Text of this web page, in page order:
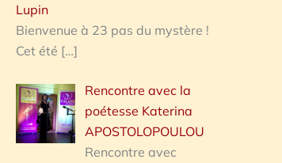
Lupin
Bienvenue à 23 pas du mystère !
Cet été […]
Rencontre avec la
poétesse Katerina
APOSTOLOPOULOU
Rencontre avec